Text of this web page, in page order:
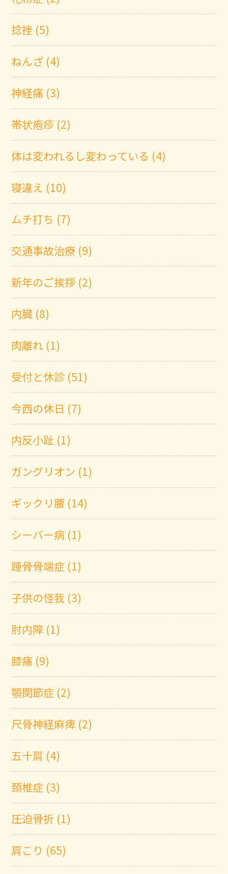
捻挫 (5)
ねんざ (4)
神経痛 (3)
帯状疱疹 (2)
体は変われるし変わっている (4)
寝違え (10)
ムチ打ち (7)
交通事故治療 (9)
新年のご挨拶 (2)
内臓 (8)
肉離れ (1)
受付と休診 (51)
今西の休日 (7)
内反小趾 (1)
ガングリオン (1)
ギックリ腰 (14)
シーバー病 (1)
踵骨骨端症 (1)
子供の怪我 (3)
肘内障 (1)
膝痛 (9)
顎関節症 (2)
尺骨神経麻痺 (2)
五十肩 (4)
頚椎症 (3)
圧迫骨折 (1)
肩こり (65)